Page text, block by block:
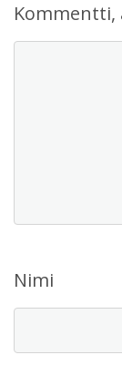
Kommentti,
Nimi